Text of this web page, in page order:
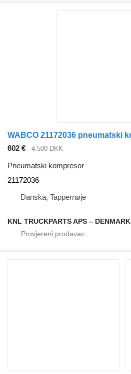
602 € 4.500 DKK
Pneumatski kompresor
21172036
Danska, Tappernøje
KNL TRUCKPARTS APS – DENMARK